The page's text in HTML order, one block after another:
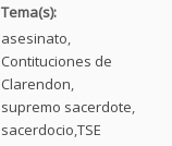
Tema(s):
asesinato
Contituciones de
Clarendon
supremo sacerdote
sacerdocio TSE